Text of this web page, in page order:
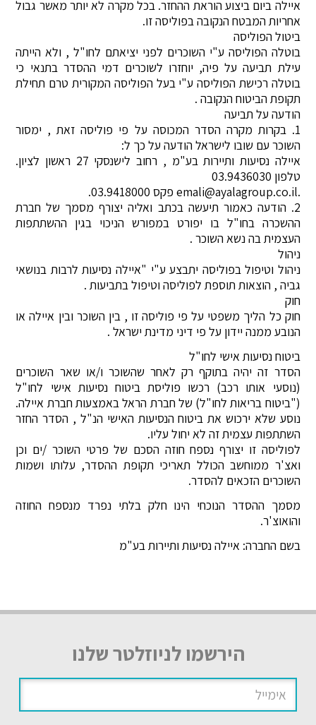
איילה ביום ביצוע הוראת ההחזר. בכל מקרה לא יותר מאשר גבול
אחריות המבטח הנקובה בפוליסה זו.
ביטול הפוליסה
בוטלה הפוליסה ע"י השוכרים לפני יציאתם לחו"ל , ולא הייתה
עילת תביעה על פיה, יוחזרו לשוכרים דמי ההסדר בתנאי כי
בוטלה רכישת הפוליסה ע"י בעל הפוליסה המקורית טרם תחילת
תקופת הביטוח הנקובה .
הודעה על תביעה
1. בקרות מקרה הסדר המכוסה על פי פוליסה זאת , ימסור
השוכר עם שובו לישראל הודעה על כך ל:
איילה נסיעות ותיירות בע"מ , רחוב לישנסקי 27 ראשון לציון.
טלפון 03.9436030
.emali@ayalagroup.co.il פקס 03.9418000.
2. הודעה כאמור תיעשה בכתב ואליה יצורף מסמך של חברת
ההשכרה בחו"ל בו יפורט במפורש הניכוי בגין ההשתתפות
העצמית בה נשא השוכר .
ניהול
ניהול וטיפול בפוליסה יתבצע ע"י "איילה נסיעות לרבות בנושאי
גביה , הוצאות תוספת לפוליסה וטיפול בתביעות .
חוק
חוק כל הליך משפטי על פי פוליסה זו , בין השוכר ובין איילה או
הנובע ממנה יידון על פי דיני מדינת ישראל .
ביטוח נסיעות אישי לחו"ל
הסדר זה יהיה בתוקף רק לאחר שהשוכר ו/או שאר השוכרים
(נוסעי אותו רכב) רכשו פוליסת ביטוח נסיעות אישי לחו"ל
("ביטוח בריאות לחו"ל) של חברת הראל באמצעות חברת איילה.
נוסע שלא ירכוש את ביטוח הנסיעות האישי הנ"ל , הסדר החזר
השתתפות עצמית זה לא יחול עליו.
לפוליסה זו יצורף נספח חוזה הסכם של פרטי השוכר /ים וכן
ואצ'ר ממוחשב הכולל תאריכי תקופת ההסדר, עלותו ושמות
השוכרים הזכאים להסדר.
מסמך ההסדר הנוכחי הינו חלק בלתי נפרד מנספח החוזה
והואוצ'ר.
בשם החברה: איילה נסיעות ותיירות בע"מ
הירשמו לניוזלטר שלנו